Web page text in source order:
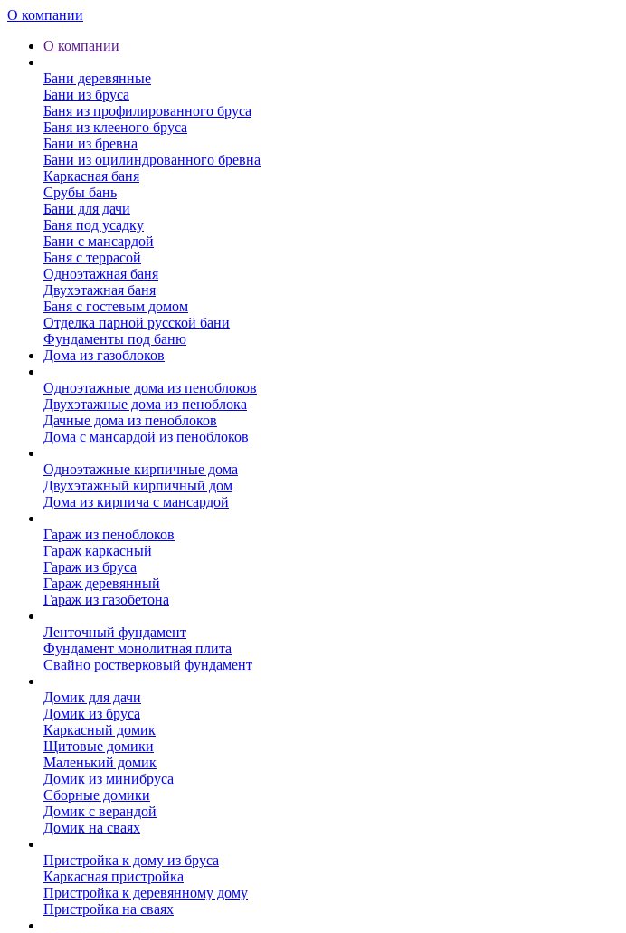
О компании
О компании
Бани деревянные
Бани из бруса
Баня из профилированного бруса
Баня из клееного бруса
Бани из бревна
Бани из оцилиндрованного бревна
Каркасная баня
Срубы бань
Бани для дачи
Баня под усадку
Бани с мансардой
Баня с террасой
Одноэтажная баня
Двухэтажная баня
Баня с гостевым домом
Отделка парной русской бани
Фундаменты под баню
Дома из газоблоков
Одноэтажные дома из пеноблоков
Двухэтажные дома из пеноблока
Дачные дома из пеноблоков
Дома с мансардой из пеноблоков
Одноэтажные кирпичные дома
Двухэтажный кирпичный дом
Дома из кирпича с мансардой
Гараж из пеноблоков
Гараж каркасный
Гараж из бруса
Гараж деревянный
Гараж из газобетона
Ленточный фундамент
Фундамент монолитная плита
Свайно ростверковый фундамент
Домик для дачи
Домик из бруса
Каркасный домик
Щитовые домики
Маленький домик
Домик из минибруса
Сборные домики
Домик с верандой
Домик на сваях
Пристройка к дому из бруса
Каркасная пристройка
Пристройка к деревянному дому
Пристройка на сваях